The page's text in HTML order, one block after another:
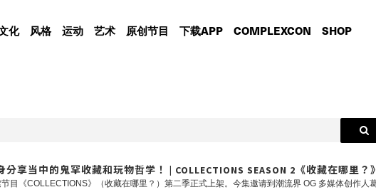
化 风格 运动 艺术 原创节目 下载APP COMPLEXCON SHOP
享当中的鬼罕收藏和玩物哲学！ | COLLECTIONS SEASON 2《收藏在哪里？》